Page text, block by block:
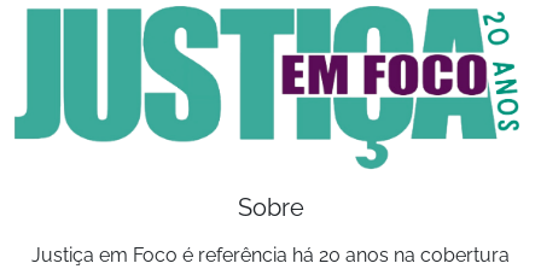
Sobre
Justiça em Foco é referência há 20 anos na cobertura